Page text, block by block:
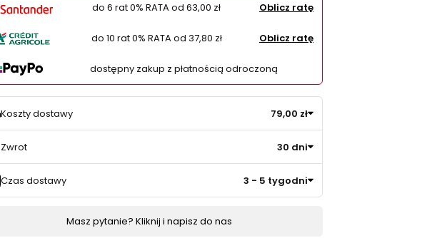
Dotknij, aby odtworzyć
do 6 rat 0% RATA od 63,00 zł Oblicz ratę
do 10 rat 0% RATA od 37,80 zł Oblicz ratę
dostępny zakup z płatnością odroczoną
Koszty dostawy 79,00 zł
Zwrot 30 dni
Czas dostawy 3 - 5 tygodni
Masz pytanie? Kliknij i napisz do nas